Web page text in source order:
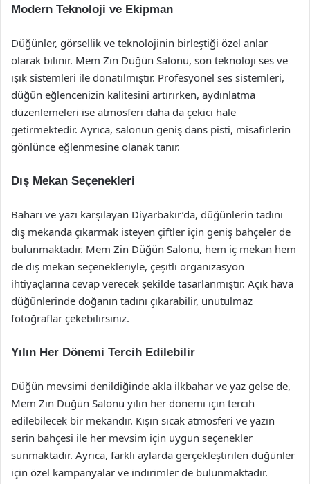
Modern Teknoloji ve Ekipman
Düğünler, görsellik ve teknolojinin birleştiği özel anlar
olarak bilinir. Mem Zin Düğün Salonu, son teknoloji ses ve
ışık sistemleri ile donatılmıştır. Profesyonel ses sistemleri,
düğün eğlencenizin kalitesini artırırken, aydınlatma
düzenlemeleri ise atmosferi daha da çekici hale
getirmektedir. Ayrıca, salonun geniş dans pisti, misafirlerin
gönlünce eğlenmesine olanak tanır.
Dış Mekan Seçenekleri
Baharı ve yazı karşılayan Diyarbakır’da, düğünlerin tadını
dış mekanda çıkarmak isteyen çiftler için geniş bahçeler de
bulunmaktadır. Mem Zin Düğün Salonu, hem iç mekan hem
de dış mekan seçenekleriyle, çeşitli organizasyon
ihtiyaçlarına cevap verecek şekilde tasarlanmıştır. Açık hava
düğünlerinde doğanın tadını çıkarabilir, unutulmaz
fotoğraflar çekebilirsiniz.
Yılın Her Dönemi Tercih Edilebilir
Düğün mevsimi denildiğinde akla ilkbahar ve yaz gelse de,
Mem Zin Düğün Salonu yılın her dönemi için tercih
edilebilecek bir mekandır. Kışın sıcak atmosferi ve yazın
serin bahçesi ile her mevsim için uygun seçenekler
sunmaktadır. Ayrıca, farklı aylarda gerçekleştirilen düğünler
için özel kampanyalar ve indirimler de bulunmaktadır.